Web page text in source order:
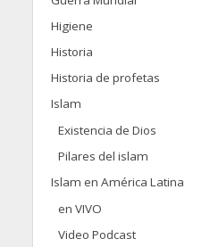
Higiene
Historia
Historia de profetas
Islam
Existencia de Dios
Pilares del islam
Islam en América Latina
en VIVO
Video Podcast